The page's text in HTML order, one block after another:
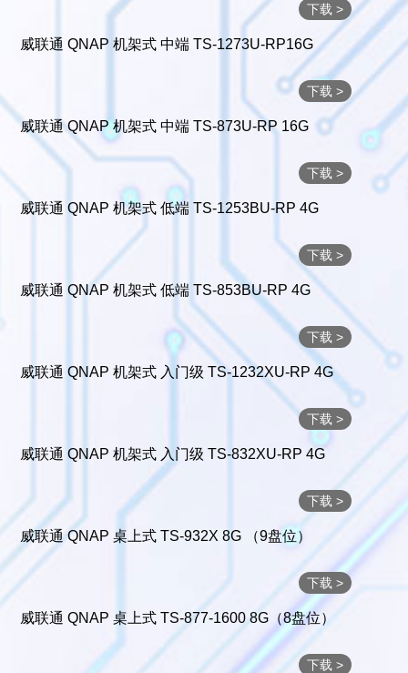
下载 >
威联通 QNAP 机架式 中端 TS-1273U-RP16G
下载 >
威联通 QNAP 机架式 中端 TS-873U-RP 16G
下载 >
威联通 QNAP 机架式 低端 TS-1253BU-RP 4G
下载 >
威联通 QNAP 机架式 低端 TS-853BU-RP 4G
下载 >
威联通 QNAP 机架式 入门级 TS-1232XU-RP 4G
下载 >
威联通 QNAP 机架式 入门级 TS-832XU-RP 4G
下载 >
威联通 QNAP 桌上式 TS-932X 8G （9盘位）
下载 >
威联通 QNAP 桌上式 TS-877-1600 8G（8盘位）
下载 >